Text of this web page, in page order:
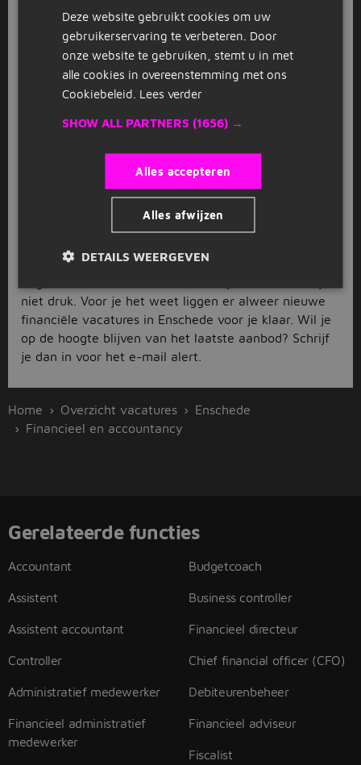
met jouw opleidingsniveau? Vink het links aan en wij
selecteren alleen de financiële vacatures in Enschede
voor je die met dit niveau overeenstemmen. Zo kun je
verschillende banen wegstrepen en blijft alleen het
aanbod over dat echt bij jou past.
Solliciteer direct
Heb jij die toffe financiële vacature in Enschede al te
pakken? Ga dan gelijk over tot solliciteren en wees je
concurrentie voor. Klik eenvoudigweg op de
solliciteer-button, dan sturen wij je door naar de
pagina van de werkgever. Laat daar vervolgens een
druk op ‘verzenden’. Zo makkelijk kan het gaan. Toch
niet druk. Voor je het weet liggen er alweer nieuwe
financiële vacatures in Enschede voor je klaar. Wil je
op de hoogte blijven van het laatste aanbod? Schrijf
je dan in voor het e-mail alert.
Home Overzicht vacatures
Enschede
Financieel en accountancy
Gerelateerde functies
Accountant
Assistent
Assistent accountant
Controller
Administratief medewerker
Financieel administratief
medewerker
Budgetcoach
Business controller
Financieel directeur
Chief financial officer (CFO)
Debiteurenbeheer
Financieel adviseur
Fiscalist
Deze website gebruikt cookies om uw
gebruikerservaring te verbeteren. Door
onze website te gebruiken, stemt u in met
alle cookies in overeenstemming met ons
Cookiebeleid. Lees verder
SHOW ALL PARTNERS (1656) →
Alles accepteren
Alles afwijzen
DETAILS WEERGEVEN